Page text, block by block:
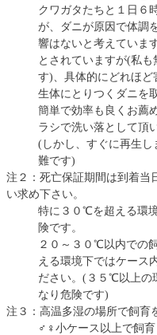
クワガタたちと１日６
が、ダニが原因で体調
響はないと考えていま
とされていますが(私
す)、具体的にどれほど
生体にとりつくダニを
簡単で効率も良くお薦
ラシで洗い落として頂
(しかし、すぐに再生し
難です)
注２：死亡保証期間は到着当
い求め下さい。
特に３０℃を超える環
険です。
２０～３０℃以内での
える環境下ではケース
ださい。(３５℃以上の
なり危険です)
注３：高温多湿の場所で飼育
♂♀小ケース以上で飼